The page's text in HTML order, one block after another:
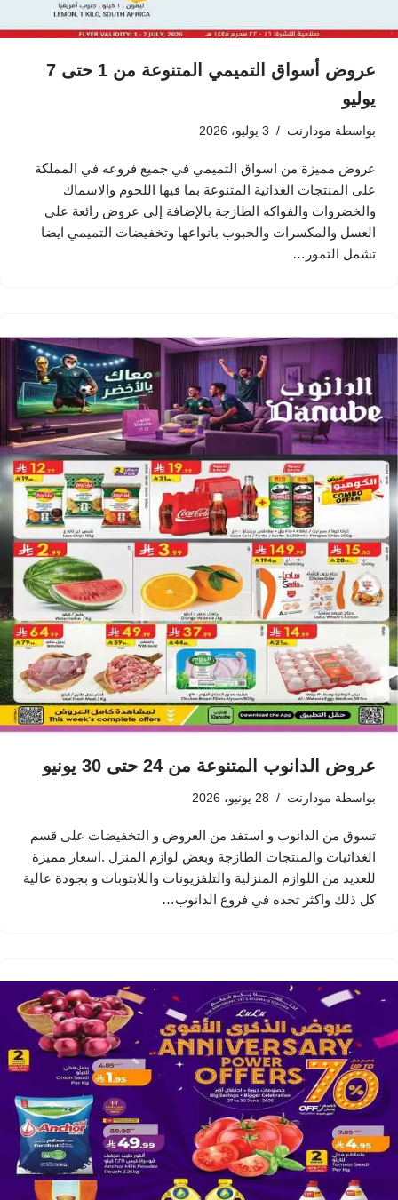
عروض أسواق التميمي المتنوعة من 1 حتى 7
يوليو
بواسطة مودارنت 3 يوليو، 2026
عروض مميزة من اسواق التميمي في جميع فروعه في المملكة
على المنتجات الغذائية المتنوعة بما فيها اللحوم والاسماك
والخضروات والفواكه الطازجة بالإضافة إلى عروض رائعة على
العسل والمكسرات والحبوب بانواعها وتخفيضات التميمي ايضا
تشمل التمور…
عروض الدانوب المتنوعة من 24 حتى 30 يونيو
بواسطة مودارنت 28 يونيو، 2026
تسوق من الدانوب و استفد من العروض و التخفيضات على قسم
الغذائيات والمنتجات الطازجة وبعض لوازم المنزل .اسعار مميزة
للعديد من اللوازم المنزلية والتلفزيونات واللابتوبات و بجودة عالية
كل ذلك واكثر تجده في فروع الدانوب…